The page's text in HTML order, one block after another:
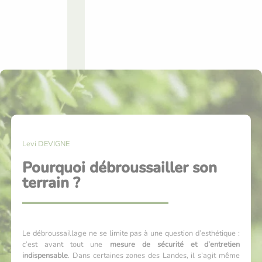
Levi DEVIGNE
Pourquoi débroussailler son
terrain ?
Le débroussaillage ne se limite pas à une question d’esthétique :
c’est avant tout une mesure de sécurité et d’entretien
indispensable. Dans certaines zones des Landes, il s’agit même